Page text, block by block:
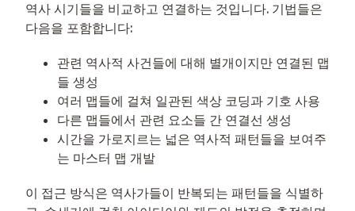
역사 시기들을 비교하고 연결하는 것입니다. 기법들은
다음을 포함합니다:
관련 역사적 사건들에 대해 별개이지만 연결된 맵
들 생성
여러 맵들에 걸쳐 일관된 색상 코딩과 기호 사용
다른 맵들에서 관련 요소들 간 연결선 생성
시간을 가로지르는 넓은 역사적 패턴들을 보여주
는 마스터 맵 개발
이 접근 방식은 역사가들이 반복되는 패턴들을 식별하